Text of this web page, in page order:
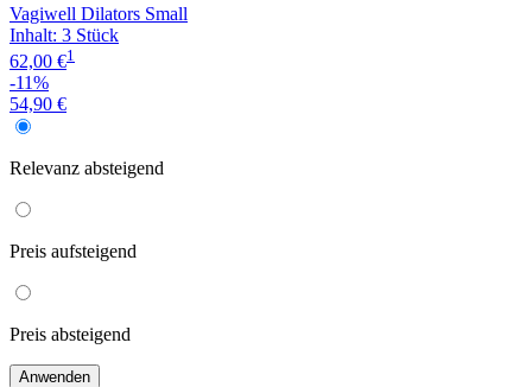
Vagiwell Dilators Small
Inhalt: 3 Stück
62,00 €1
-11%
54,90 €
Relevanz absteigend
Preis aufsteigend
Preis absteigend
Anwenden